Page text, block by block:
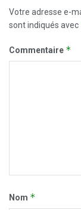
Votre adresse e-
sont indiqués avec
Commentaire *
Nom *